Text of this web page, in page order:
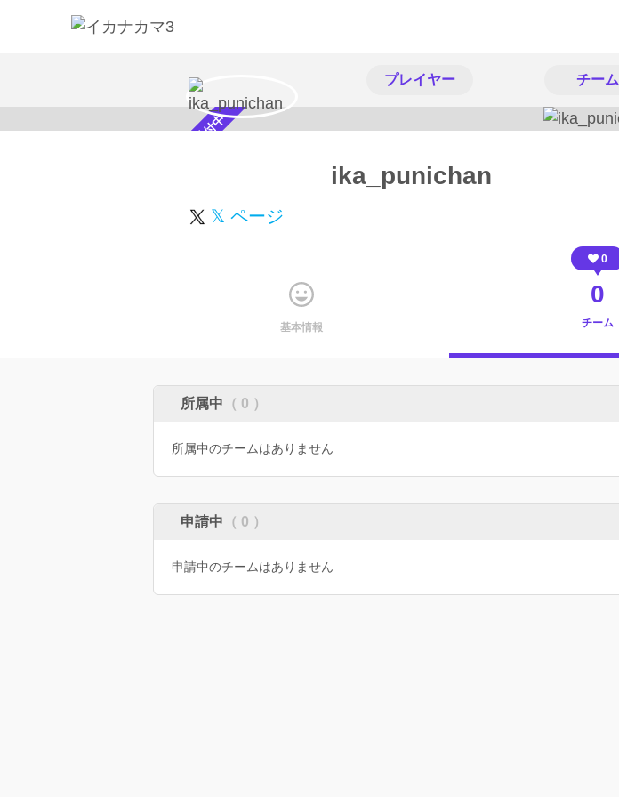
プレイヤー チーム
スカウト受付中 ika_punichan
𝕏 ページ
基本情報
0
0
チーム
所属中 （ 0 ）
所属中のチームはありません
申請中 （ 0 ）
申請中のチームはありません